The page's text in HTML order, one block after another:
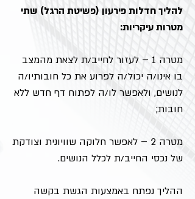
להליך חדלות פירעון (פשיטת הרגל) שתי
מטרות עיקריות:
מטרה 1 – לעזור לחייב/ת לצאת מהמצב
בו אינו/ה יכול/ה לפרוע את כל חובותיו/ה
לנושים, ולאפשר לו/ה לפתוח דף חדש ללא
חובות;
מטרה 2 – לאפשר חלוקה שוויונית וצודקת
של נכסי החייב/ת לכלל הנושים.
ההליך נפתח באמצעות הגשת בקשה